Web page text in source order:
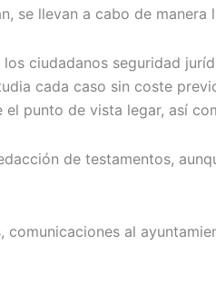
se llevan a cabo de manera
ciudadanos seguridad
cada caso sin coste
punto de vista legar, así
de testamentos,
al